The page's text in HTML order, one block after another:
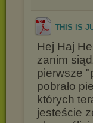
THIS IS
Hej Haj
zanim
pierwsze
pobrało
których
jesteście